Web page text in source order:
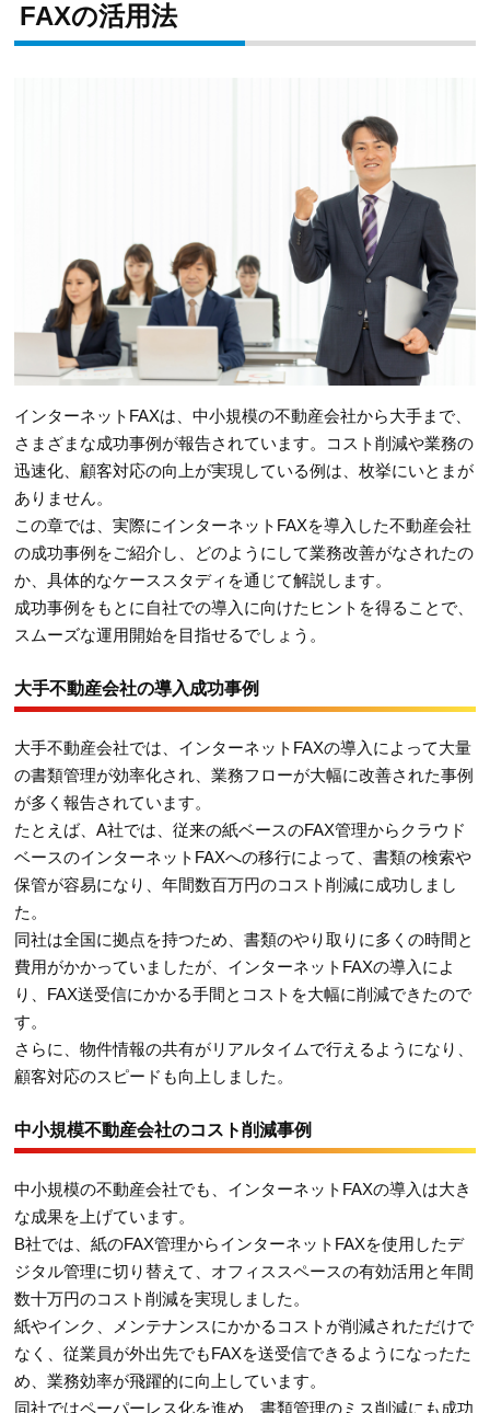
FAXの活用法
インターネットFAXは、中小規模の不動産会社から大手まで、
さまざまな成功事例が報告されています。コスト削減や業務の
迅速化、顧客対応の向上が実現している例は、枚挙にいとまが
ありません。
この章では、実際にインターネットFAXを導入した不動産会社
の成功事例をご紹介し、どのようにして業務改善がなされたの
か、具体的なケーススタディを通じて解説します。
成功事例をもとに自社での導入に向けたヒントを得ることで、
スムーズな運用開始を目指せるでしょう。
大手不動産会社の導入成功事例
大手不動産会社では、インターネットFAXの導入によって大量
の書類管理が効率化され、業務フローが大幅に改善された事例
が多く報告されています。
たとえば、A社では、従来の紙ベースのFAX管理からクラウド
ベースのインターネットFAXへの移行によって、書類の検索や
保管が容易になり、年間数百万円のコスト削減に成功しまし
た。
同社は全国に拠点を持つため、書類のやり取りに多くの時間と
費用がかかっていましたが、インターネットFAXの導入によ
り、FAX送受信にかかる手間とコストを大幅に削減できたので
す。
さらに、物件情報の共有がリアルタイムで行えるようになり、
顧客対応のスピードも向上しました。
中小規模不動産会社のコスト削減事例
中小規模の不動産会社でも、インターネットFAXの導入は大き
な成果を上げています。
B社では、紙のFAX管理からインターネットFAXを使用したデ
ジタル管理に切り替えて、オフィススペースの有効活用と年間
数十万円のコスト削減を実現しました。
紙やインク、メンテナンスにかかるコストが削減されただけで
なく、従業員が外出先でもFAXを送受信できるようになったた
め、業務効率が飛躍的に向上しています。
同社ではペーパーレス化を進め、書類管理のミス削減にも成功